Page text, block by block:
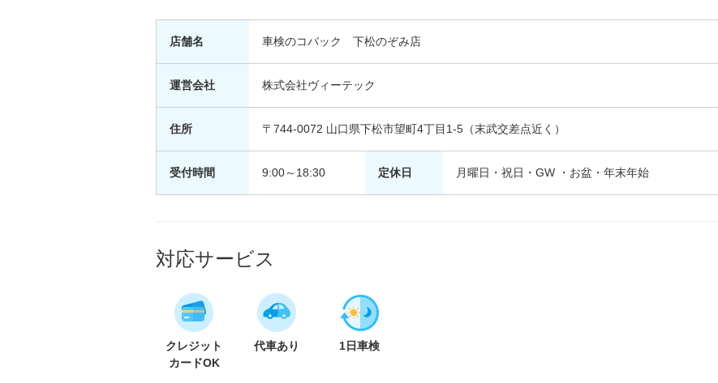
店舗名 車検のコバック 下松のぞみ店
運営会社 株式会社ヴィーテック
住所 〒744-0072 山口県下松市望町4丁目1-5（末武交差点近く）
受付時間 9:00～18:30 定休日 月曜日・祝日・GW ・お盆・年末年始
対応サービス
クレジット
カードOK
代車あり 1日車検